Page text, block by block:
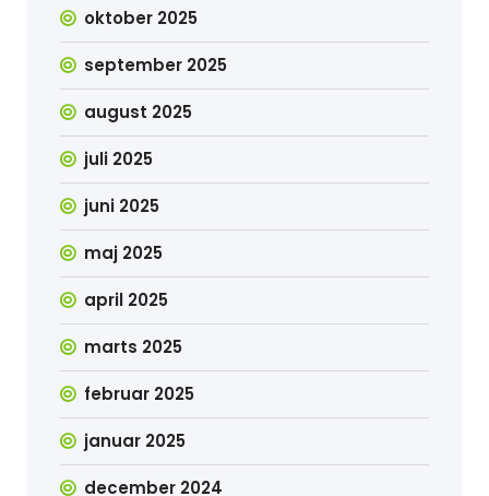
oktober 2025
september 2025
august 2025
juli 2025
juni 2025
maj 2025
april 2025
marts 2025
februar 2025
januar 2025
december 2024